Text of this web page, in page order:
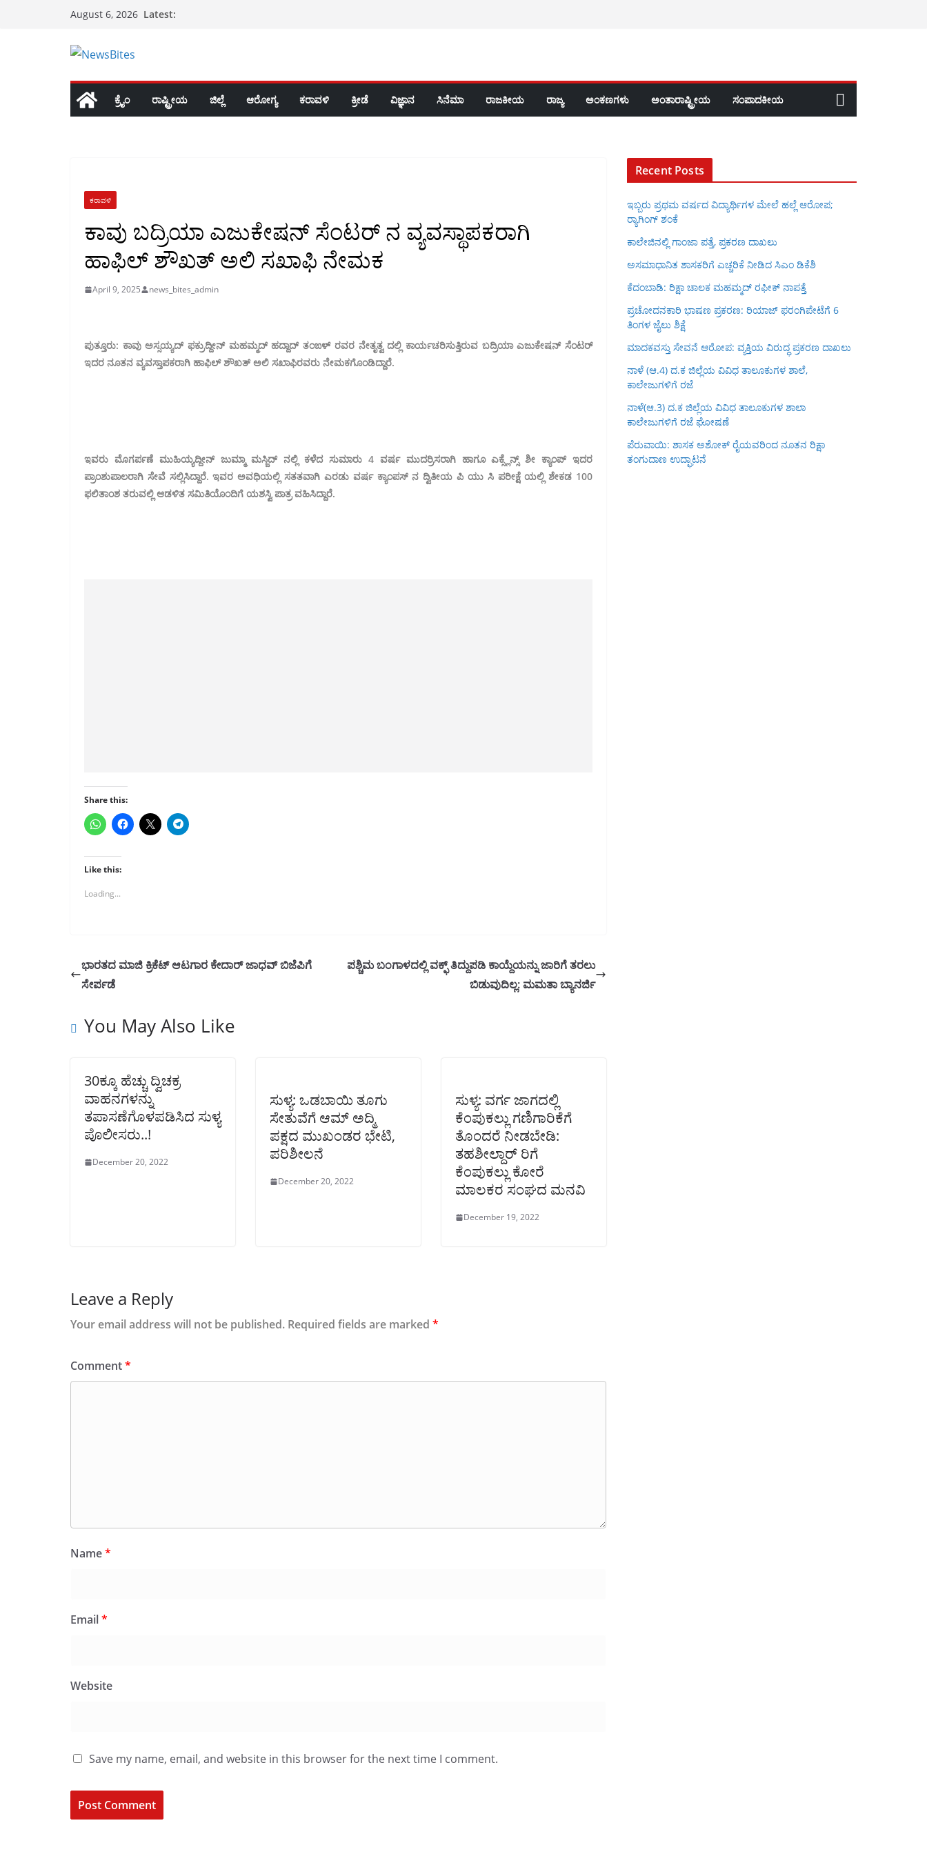
August 6, 2026 Latest:
ಕ್ರೈಂ ರಾಷ್ಟ್ರೀಯ ಜಿಲ್ಲೆ ಆರೋಗ್ಯ ಕರಾವಳಿ ಕ್ರೀಡೆ ವಿಜ್ಞಾನ ಸಿನೆಮಾ ರಾಜಕೀಯ ರಾಜ್ಯ ಅಂಕಣಗಳು ಅಂತಾರಾಷ್ಟ್ರೀಯ ಸಂಪಾದಕೀಯ
ಕರಾವಳಿ
ಕಾವು ಬದ್ರಿಯಾ ಎಜುಕೇಷನ್ ಸೆಂಟರ್ ನ ವ್ಯವಸ್ಥಾಪಕರಾಗಿ
ಹಾಫಿಲ್ ಶೌಖತ್ ಅಲಿ ಸಖಾಫಿ ನೇಮಕ
April 9, 2025 news_bites_admin
ಪುತ್ತೂರು: ಕಾವು ಅಸ್ಸಯ್ಯದ್ ಫಕ್ರುದ್ದೀನ್ ಮಹಮ್ಮದ್ ಹದ್ದಾದ್ ತಂಙಳ್ ರವರ ನೇತೃತ್ವ ದಲ್ಲಿ ಕಾರ್ಯಚರಿಸುತ್ತಿರುವ ಬದ್ರಿಯಾ ಎಜುಕೇಷನ್ ಸೆಂಟರ್
ಇದರ ನೂತನ ವ್ಯವಸ್ತಾಪಕರಾಗಿ ಹಾಫಿಲ್ ಶೌಖತ್ ಅಲಿ ಸಖಾಫಿರವರು ನೇಮಕಗೊಂಡಿದ್ದಾರೆ.
ಇವರು ಮೊಗರ್ಪಣೆ ಮುಹಿಯ್ಯದ್ದೀನ್ ಜುಮ್ಮಾ ಮಸ್ಜಿದ್ ನಲ್ಲಿ ಕಳೆದ ಸುಮಾರು 4 ವರ್ಷ ಮುದರ್ರಿಸರಾಗಿ ಹಾಗೂ ಎಕ್ಸ್ಲೆನ್ಸ್ ಶೀ ಕ್ಯಾಂಪ್ ಇದರ
ಪ್ರಾಂಶುಪಾಲರಾಗಿ ಸೇವೆ ಸಲ್ಲಿಸಿದ್ದಾರೆ. ಇವರ ಅವಧಿಯಲ್ಲಿ ಸತತವಾಗಿ ಎರಡು ವರ್ಷ ಕ್ಯಾಂಪಸ್ ನ ದ್ವಿತೀಯ ಪಿ ಯು ಸಿ ಪರೀಕ್ಷೆ ಯಲ್ಲಿ ಶೇಕಡ 100
ಫಲಿತಾಂಶ ತರುವಲ್ಲಿ ಆಡಳಿತ ಸಮಿತಿಯೊಂದಿಗೆ ಯಶಸ್ವಿ ಪಾತ್ರ ವಹಿಸಿದ್ದಾರೆ.
Share this:
Like this:
Loading...
ಭಾರತದ ಮಾಜಿ ಕ್ರಿಕೆಟ್ ಆಟಗಾರ ಕೇದಾರ್ ಜಾಧವ್ ಬಿಜೆಪಿಗೆ
ಸೇರ್ಪಡೆ
ಪಶ್ಚಿಮ ಬಂಗಾಳದಲ್ಲಿ ವಕ್ಫ್ ತಿದ್ದುಪಡಿ ಕಾಯ್ದೆಯನ್ನು ಜಾರಿಗೆ ತರಲು
ಬಿಡುವುದಿಲ್ಲ: ಮಮತಾ ಬ್ಯಾನರ್ಜಿ
You May Also Like
30ಕ್ಕೂ ಹೆಚ್ಚು ದ್ವಿಚಕ್ರ
ವಾಹನಗಳನ್ನು
ತಪಾಸಣೆಗೊಳಪಡಿಸಿದ ಸುಳ್ಯ
ಪೊಲೀಸರು..!
December 20, 2022
ಸುಳ್ಯ: ಒಡಬಾಯಿ ತೂಗು
ಸೇತುವೆಗೆ ಆಮ್ ಅದ್ಮಿ
ಪಕ್ಷದ ಮುಖಂಡರ ಭೇಟಿ,
ಪರಿಶೀಲನೆ
December 20, 2022
ಸುಳ್ಯ: ವರ್ಗ ಜಾಗದಲ್ಲಿ
ಕೆಂಪುಕಲ್ಲು ಗಣಿಗಾರಿಕೆಗೆ
ತೊಂದರೆ ನೀಡಬೇಡಿ:
ತಹಶೀಲ್ದಾರ್ ರಿಗೆ
ಕೆಂಪುಕಲ್ಲು ಕೋರೆ
ಮಾಲಕರ ಸಂಘದ ಮನವಿ
December 19, 2022
Leave a Reply
Your email address will not be published. Required fields are marked *
Comment*
Name*
Email*
Website
Save my name, email, and website in this browser for the next time I comment.
Recent Posts
ಇಬ್ಬರು ಪ್ರಥಮ ವರ್ಷದ ವಿದ್ಯಾರ್ಥಿಗಳ ಮೇಲೆ ಹಲ್ಲೆ ಆರೋಪ;
ರ‍್ಯಾಗಿಂಗ್ ಶಂಕೆ
ಕಾಲೇಜಿನಲ್ಲಿ ಗಾಂಜಾ ಪತ್ತೆ, ಪ್ರಕರಣ ದಾಖಲು
ಅಸಮಾಧಾನಿತ ಶಾಸಕರಿಗೆ ಎಚ್ಚರಿಕೆ ನೀಡಿದ ಸಿಎಂ ಡಿಕೆಶಿ
ಕೆದಂಬಾಡಿ: ರಿಕ್ಷಾ ಚಾಲಕ ಮಹಮ್ಮದ್ ರಫೀಕ್ ನಾಪತ್ತೆ
ಪ್ರಚೋದನಕಾರಿ ಭಾಷಣ ಪ್ರಕರಣ: ರಿಯಾಜ್ ಫರಂಗಿಪೇಟೆಗೆ 6
ತಿಂಗಳ ಜೈಲು ಶಿಕ್ಷೆ
ಮಾದಕವಸ್ತು ಸೇವನೆ ಆರೋಪ: ವ್ಯಕ್ತಿಯ ವಿರುದ್ಧ ಪ್ರಕರಣ ದಾಖಲು
ನಾಳೆ (ಆ.4) ದ.ಕ ಜಿಲ್ಲೆಯ ವಿವಿಧ ತಾಲೂಕುಗಳ ಶಾಲೆ,
ಕಾಲೇಜುಗಳಿಗೆ ರಜೆ
ನಾಳೆ(ಆ.3) ದ.ಕ ಜಿಲ್ಲೆಯ ವಿವಿಧ ತಾಲೂಕುಗಳ ಶಾಲಾ
ಕಾಲೇಜುಗಳಿಗೆ ರಜೆ ಘೋಷಣೆ
ಪೆರುವಾಯಿ: ಶಾಸಕ ಅಶೋಕ್ ರೈಯವರಿಂದ ನೂತನ ರಿಕ್ಷಾ
ತಂಗುದಾಣ ಉದ್ಘಾಟನೆ